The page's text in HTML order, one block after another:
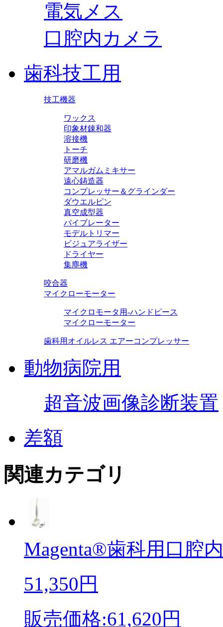
電気メス
口腔内カメラ
歯科技工用
技工機器
ワックス
印象材錬和器
溶接機
トーチ
研磨機
アマルガムミキサー
遠心鋳造器
コンプレッサー＆グラインダー
ダウエルピン
真空成型器
バイブレーター
モデルトリマー
ビジュアライザー
ドライヤー
集塵機
咬合器
マイクローモーター
マイクロモータ用-ハンドピース
マイクローモーター
歯科用オイルレス エアーコンプレッサー
動物病院用
超音波画像診断装置
差額
関連カテゴリ
Magenta®歯科用口腔
51,350円
販売価格:61,620円